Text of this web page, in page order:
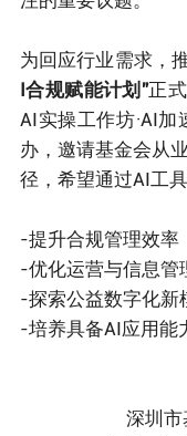
为回应行业需求，
I合规赋能计划”正
AI实操工作坊·AI
办，邀请基金会从
径，希望通过AI工
-提升合规管理效率
-优化运营与信息管
-探索公益数字化新
-培养具备AI应用能
深圳市